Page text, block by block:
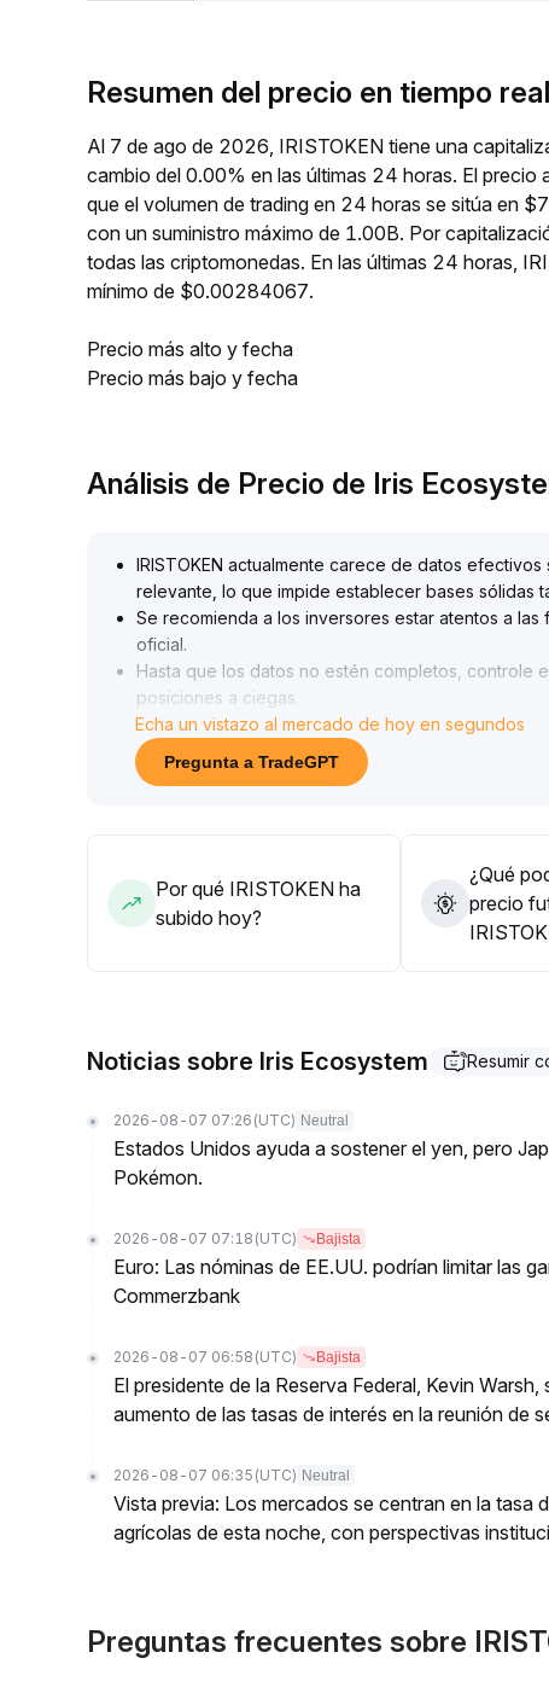
Resumen del precio en tiempo
Al 7 de ago de 2026, IRISTOKEN tiene una
cambio del 0.00% en las últimas 24 horas. El
que el volumen de trading en 24 horas se sitúa en
con un suministro máximo de 1.00B. Por
todas las criptomonedas. En las últimas 24 horas,
mínimo de $0.00284067.
Precio más alto y fecha
Precio más bajo y fecha
Análisis de Precio de Iris
IRISTOKEN actualmente carece de datos
relevante, lo que impide establecer bases sólidas
Se recomienda a los inversores estar atentos a
oficial.
Hasta que los datos no estén completos, controle
posiciones a ciegas
Echa un vistazo al mercado de hoy en segundos
Pregunta a TradeGPT
Por qué IRISTOKEN ha
subido hoy?
¿Qué
precio
Noticias sobre Iris Ecosystem Resumir
2026-08-07 07:26 (UTC) Neutral
Estados Unidos ayuda a sostener el yen, pero
Pokémon.
2026-08-07 07:18 (UTC) Bajista
Euro: Las nóminas de EE.UU. podrían limitar las
Commerzbank
2026-08-07 06:58 (UTC) Bajista
El presidente de la Reserva Federal, Kevin
aumento de las tasas de interés en la reunión de
2026-08-07 06:35 (UTC) Neutral
Vista previa: Los mercados se centran en la tasa
agrícolas de esta noche, con perspectivas
Preguntas frecuentes sobre